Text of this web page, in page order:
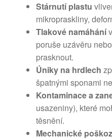
Stárnutí plastu
mikropraskliny,
Tlakové namáhání
poruše uzávěru
prasknout.
Úniky na hrdlech
špatnými sponami
Kontaminace a
usazeniny), které
těsnění.
Mechanické